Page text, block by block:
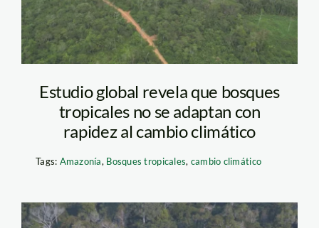
Estudio global revela que bosques
tropicales no se adaptan con
rapidez al cambio climático
Tags: Amazonía, Bosques tropicales, cambio climático